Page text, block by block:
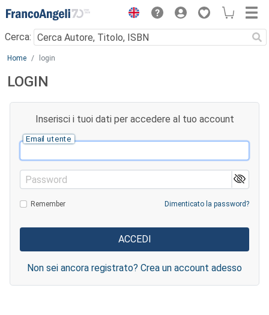
Menu
Cerca:
Main content
Home login
LOGIN
Inserisci i tuoi dati per accedere al tuo account
Email utente
Password
Remember Dimenticato la password?
Non sei ancora registrato? Crea un account adesso